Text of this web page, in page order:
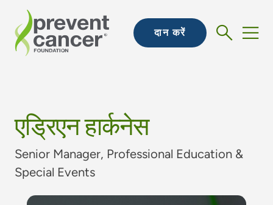
दान करें
एड्रिएन हार्कनेस
Senior Manager, Professional Education &
Special Events